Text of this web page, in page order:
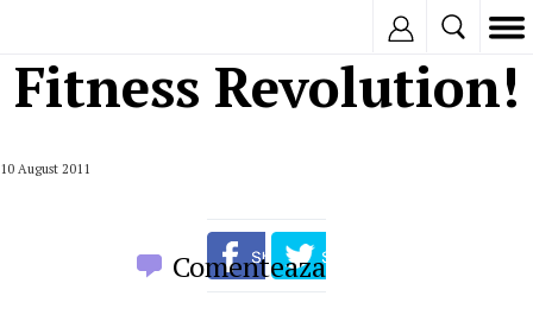
Fitness Revolution!
10 August 2011
Comenteaza